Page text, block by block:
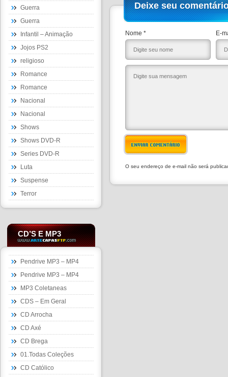
Guerra
Guerra
Infantil – Animação
Jojos PS2
religioso
Romance
Romance
Nacional
Nacional
Shows
Shows DVD-R
Series DVD-R
Luta
Suspense
Terror
CD’S E MP3
Pendrive MP3 – MP4
Pendrive MP3 – MP4
MP3 Coletaneas
CDS – Em Geral
CD Arrocha
CD Axé
CD Brega
01.Todas Coleções
CD Católico
Deixe seu
Nome * E-
ENVIAR COMENTÁRIO
O seu endereço de e-mail não será